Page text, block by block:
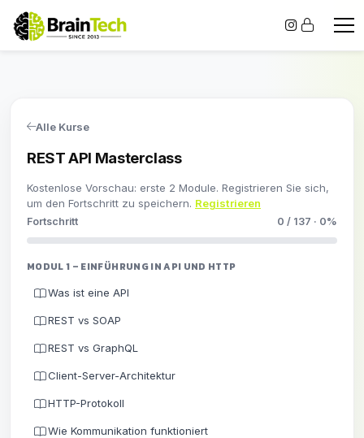
Alle Kurse
REST API Masterclass
Kostenlose Vorschau: erste 2 Module. Registrieren Sie sich,
um den Fortschritt zu speichern. Registrieren
Fortschritt 0 / 137 · 0%
MODUL 1 – EINFÜHRUNG IN API UND HTTP
Was ist eine API
REST vs SOAP
REST vs GraphQL
Client-Server-Architektur
HTTP-Protokoll
Wie Kommunikation funktioniert